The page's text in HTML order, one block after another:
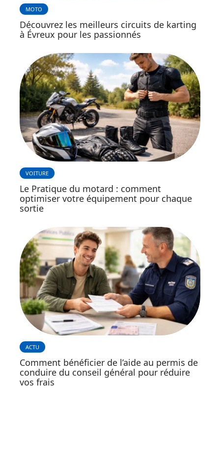
MOTO
Découvrez les meilleurs circuits de karting
à Évreux pour les passionnés
VOITURE
Le Pratique du motard : comment
optimiser votre équipement pour chaque
sortie
ACTU
Comment bénéficier de l’aide au permis de
conduire du conseil général pour réduire
vos frais